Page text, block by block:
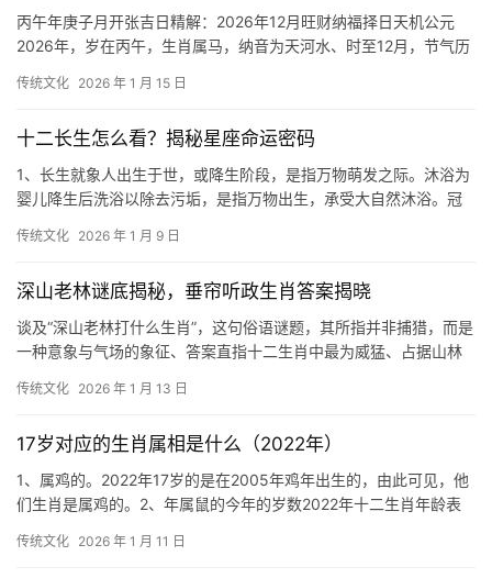
丙午年庚子月开张吉日精解：2026年12月旺财纳福择日天机公元
2026年，岁在丙午，生肖属马，纳音为天河水、时至12月，节气历
传统文化 2026 年 1 月 15 日
十二长生怎么看？揭秘星座命运密码
1、长生就象人出生于世，或降生阶段，是指万物萌发之际。沐浴为
婴儿降生后洗浴以除去污垢，是指万物出生，承受大自然沐浴。冠
传统文化 2026 年 1 月 9 日
深山老林谜底揭秘，垂帘听政生肖答案揭晓
谈及“深山老林打什么生肖”，这句俗语谜题，其所指并非捕猎，而是
一种意象与气场的象征、答案直指十二生肖中最为威猛、占据山林
传统文化 2026 年 1 月 13 日
17岁对应的生肖属相是什么（2022年）
1、属鸡的。2022年17岁的是在2005年鸡年出生的，由此可见，他
们生肖是属鸡的。2、年属鼠的今年的岁数2022年十二生肖年龄表
传统文化 2026 年 1 月 11 日